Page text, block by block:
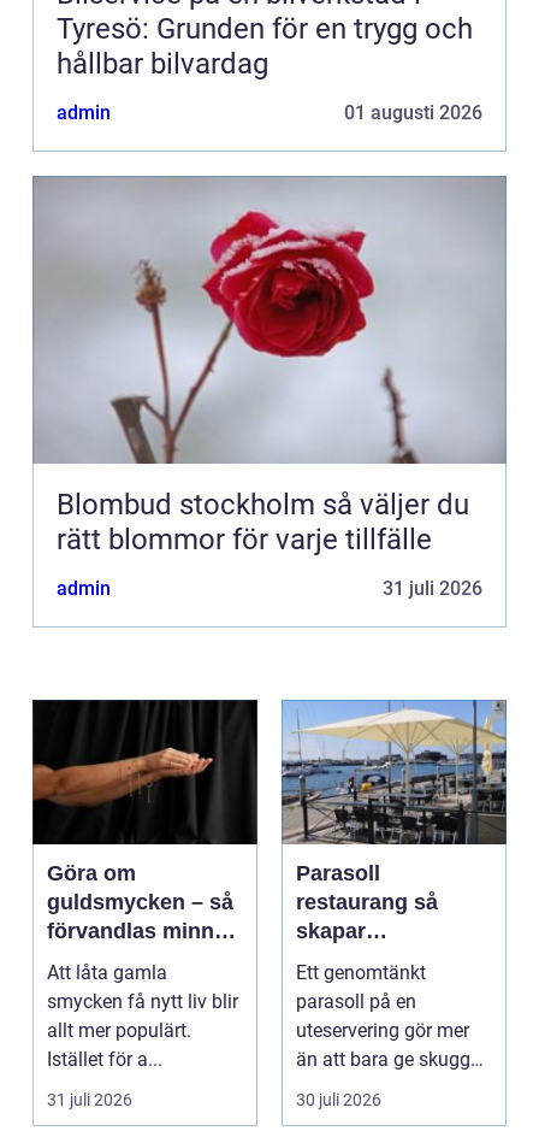
Tyresö: Grunden för en trygg och
hållbar bilvardag
admin 01 augusti 2026
Blombud stockholm så väljer du
rätt blommor för varje tillfälle
admin 31 juli 2026
Göra om
guldsmycken – så
förvandlas minnen
till nya favoriter
Att låta gamla
smycken få nytt liv blir
allt mer populärt.
Istället för a...
31 juli 2026
Parasoll
restaurang så
skapar
uteserveringen rätt
känsla året runt
Ett genomtänkt
parasoll på en
uteservering gör mer
än att bara ge skugga.
Det påverkar hur länge
gäs...
30 juli 2026